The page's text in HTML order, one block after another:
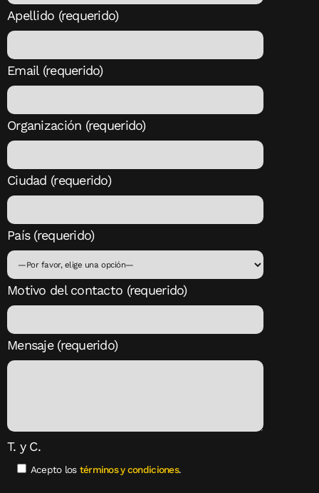
Apellido (requerido)
Email (requerido)
Organización (requerido)
Ciudad (requerido)
País (requerido)
Motivo del contacto (requerido)
Mensaje (requerido)
T. y C.
Acepto los términos y condiciones.